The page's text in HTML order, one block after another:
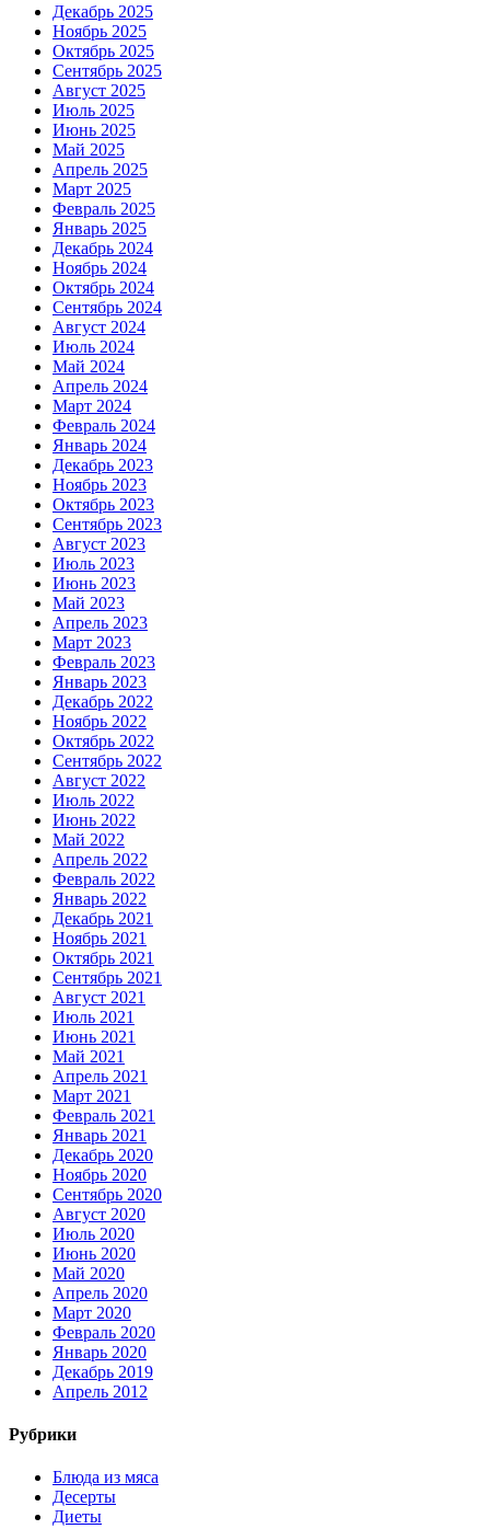
Декабрь 2025
Ноябрь 2025
Октябрь 2025
Сентябрь 2025
Август 2025
Июль 2025
Июнь 2025
Май 2025
Апрель 2025
Март 2025
Февраль 2025
Январь 2025
Декабрь 2024
Ноябрь 2024
Октябрь 2024
Сентябрь 2024
Август 2024
Июль 2024
Май 2024
Апрель 2024
Март 2024
Февраль 2024
Январь 2024
Декабрь 2023
Ноябрь 2023
Октябрь 2023
Сентябрь 2023
Август 2023
Июль 2023
Июнь 2023
Май 2023
Апрель 2023
Март 2023
Февраль 2023
Январь 2023
Декабрь 2022
Ноябрь 2022
Октябрь 2022
Сентябрь 2022
Август 2022
Июль 2022
Июнь 2022
Май 2022
Апрель 2022
Февраль 2022
Январь 2022
Декабрь 2021
Ноябрь 2021
Октябрь 2021
Сентябрь 2021
Август 2021
Июль 2021
Июнь 2021
Май 2021
Апрель 2021
Март 2021
Февраль 2021
Январь 2021
Декабрь 2020
Ноябрь 2020
Сентябрь 2020
Август 2020
Июль 2020
Июнь 2020
Май 2020
Апрель 2020
Март 2020
Февраль 2020
Январь 2020
Декабрь 2019
Апрель 2012
Рубрики
Блюда из мяса
Десерты
Диеты